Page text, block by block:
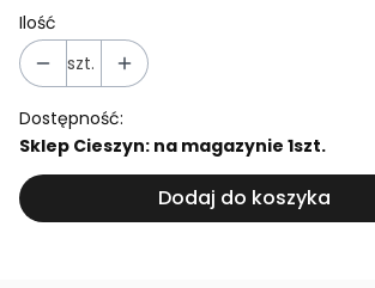
Ilość
szt.
Dostępność:
Sklep Cieszyn: na magazynie 1szt.
Dodaj do koszyka